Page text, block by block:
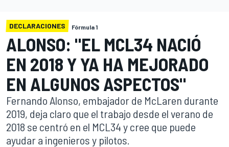
DECLARACIONES Fórmula 1
ALONSO: "EL MCL34 NACIÓ
EN 2018 Y YA HA MEJORADO
EN ALGUNOS ASPECTOS"
Fernando Alonso, embajador de McLaren durante
2019, deja claro que el trabajo desde el verano de
2018 se centró en el MCL34 y cree que puede
ayudar a ingenieros y pilotos.